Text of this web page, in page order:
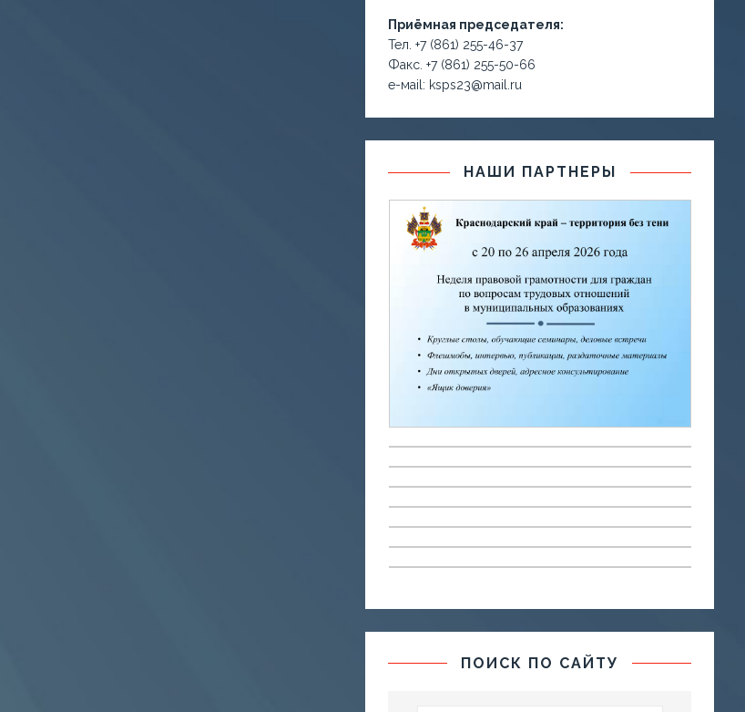
Приёмная председателя:
Тел. +7 (861) 255-46-37
Факс. +7 (861) 255-50-66
е-маil: ksps23@mail.ru
НАШИ ПАРТНЕРЫ
ПОИСК ПО САЙТУ